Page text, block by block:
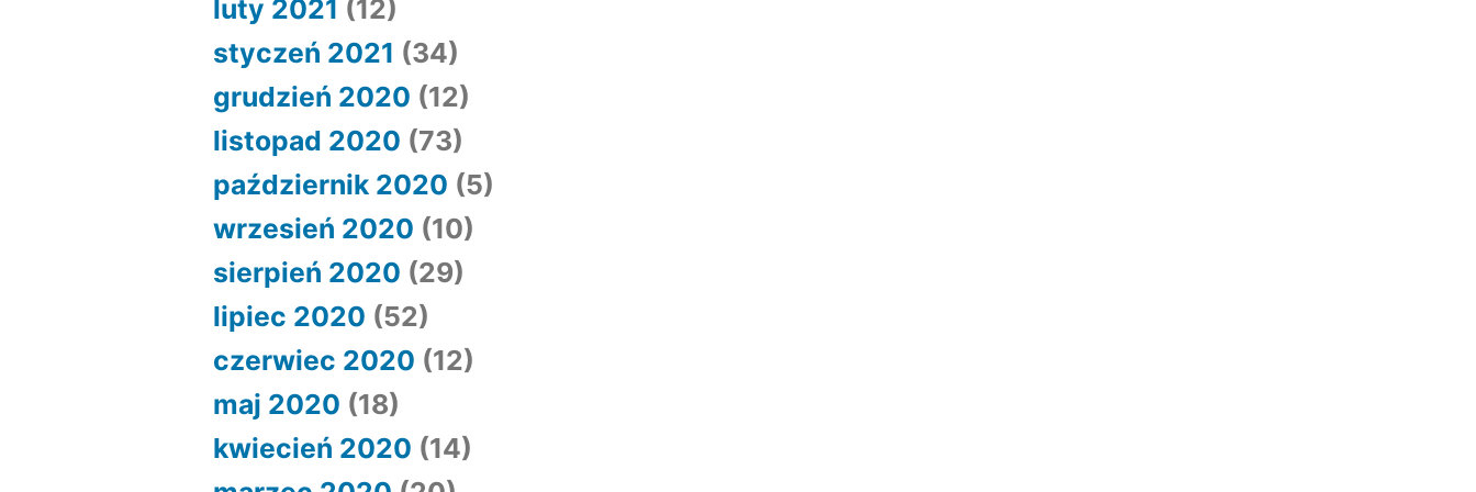
luty 2021 (12)
styczeń 2021 (34)
grudzień 2020 (12)
listopad 2020 (73)
październik 2020 (5)
wrzesień 2020 (10)
sierpień 2020 (29)
lipiec 2020 (52)
czerwiec 2020 (12)
maj 2020 (18)
kwiecień 2020 (14)